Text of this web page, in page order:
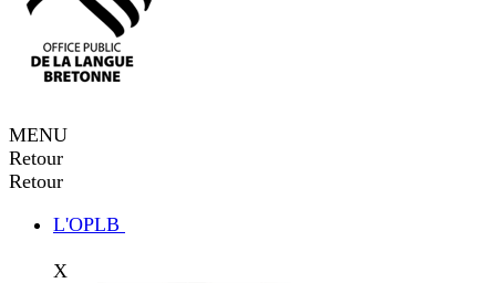
MENU
Retour
Retour
L'OPLB
X